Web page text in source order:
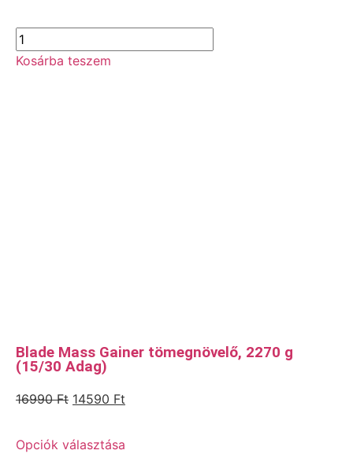
Kosárba teszem
Blade Mass Gainer tömegnövelő, 2270 g
(15/30 Adag)
16990Ft 14590 Ft
Opciók választása